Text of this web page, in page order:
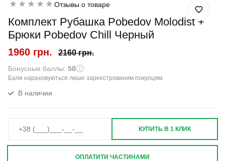
Отзывы о товаре
Комплект Рубашка Pobedov Molodist +
Брюки Pobedov Chill Черный
1960 грн. 2160 грн.
Бонусные баллы: 58
Бали нараховуються лише зареєстрованим покупцям.
В наличии
КУПИТЬ В 1 КЛИК
ОПЛАТИТИ ЧАСТИНАМИ